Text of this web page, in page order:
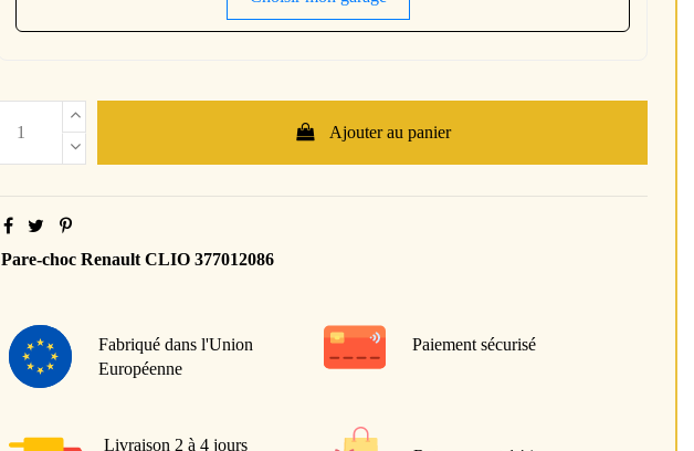
Ajouter au panier
Pare-choc Renault CLIO 377012086
Fabriqué dans l'Union
Européenne
Paiement sécurisé
Livraison 2 à 4 jours